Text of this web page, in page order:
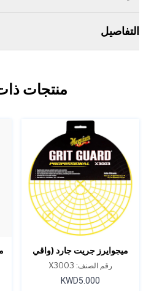
التفاصيل
منتجات
ميجوايرز جريت جارد (واقي
من الحصى)
رقم الصنف: X3003
KWD5.000